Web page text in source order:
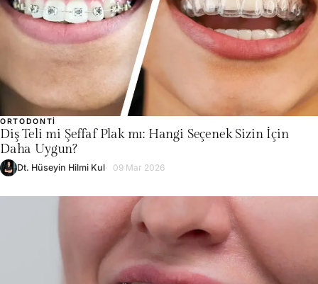
ORTODONTI
Diş Teli mi Şeffaf Plak mı: Hangi Seçenek Sizin İçin
Daha Uygun?
Dt. Hüseyin Hilmi Kul 09 Mar 2026